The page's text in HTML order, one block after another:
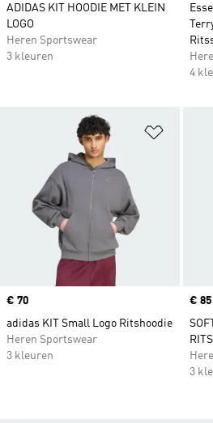
ADIDAS KIT HOODIE MET KLEIN
LOGO
Heren Sportswear
3 kleuren
4
Op
Price
€ 70
adidas KIT Small Logo Ritshoodie
Heren Sportswear
3 kleuren
Price
€ 85
3